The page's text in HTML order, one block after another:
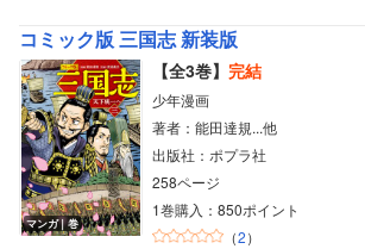
コミック版 三国志 新装版
マンガ｜巻
【全3巻】 完結
少年漫画
著者：能田達規...他
出版社：ポプラ社
258ページ
1巻購入：850ポイント
（2）